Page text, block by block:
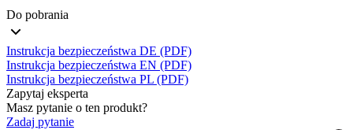
Do pobrania
Instrukcja bezpieczeństwa DE (PDF)
Instrukcja bezpieczeństwa EN (PDF)
Instrukcja bezpieczeństwa PL (PDF)
Zapytaj eksperta
Masz pytanie o ten produkt?
Zadaj pytanie